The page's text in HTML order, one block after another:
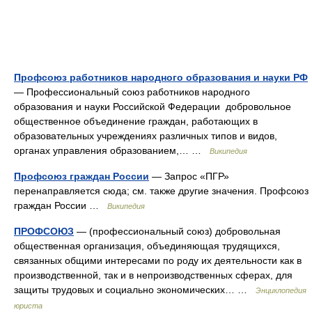
Профсоюз работников народного образования и науки РФ
— Профессиональный союз работников народного
образования и науки Российской Федерации добровольное
общественное объединение граждан, работающих в
образовательных учреждениях различных типов и видов,
органах управления образованием,… …
Википедия
Профсоюз граждан России — Запрос «ПГР»
перенаправляется сюда; см. также другие значения. Профсоюз
граждан России …
Википедия
ПРОФСОЮЗ — (профессиональный союз) добровольная
общественная организация, объединяющая трудящихся,
связанных общими интересами по роду их деятельности как в
производственной, так и в непроизводственных сферах, для
защиты трудовых и социально экономических… …
Энциклопедия
юриста